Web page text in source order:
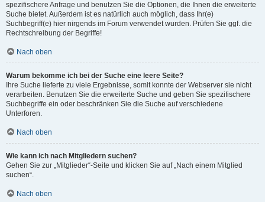
spezifischere Anfrage und benutzen Sie die Optionen, die Ihnen die erweiterte
Suche bietet. Außerdem ist es natürlich auch möglich, dass Ihr(e)
Suchbegriff(e) hier nirgends im Forum verwendet wurden. Prüfen Sie ggf. die
Rechtschreibung der Begriffe!
Nach oben
Warum bekomme ich bei der Suche eine leere Seite?
Ihre Suche lieferte zu viele Ergebnisse, somit konnte der Webserver sie nicht
verarbeiten. Benutzen Sie die erweiterte Suche und geben Sie spezifischere
Suchbegriffe ein oder beschränken Sie die Suche auf verschiedene
Unterforen.
Nach oben
Wie kann ich nach Mitgliedern suchen?
Gehen Sie zur „Mitglieder“-Seite und klicken Sie auf „Nach einem Mitglied
suchen“.
Nach oben